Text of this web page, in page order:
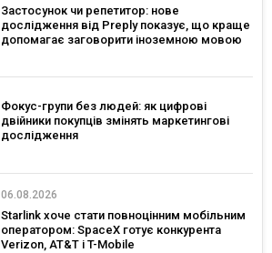
Застосунок чи репетитор: нове
дослідження від Preply показує, що краще
допомагає заговорити іноземною мовою
Фокус-групи без людей: як цифрові
двійники покупців змінять маркетингові
дослідження
06.08.2026
Starlink хоче стати повноцінним мобільним
оператором: SpaceX готує конкурента
Verizon, AT&T і T-Mobile